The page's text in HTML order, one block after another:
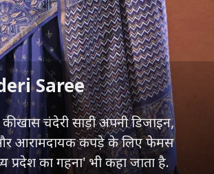
खास चंदेरी साड़ी अपनी डिजाइन,
आरामदायक कपड़े के लिए फेमस
प्रदेश का गहना' भी कहा जाता है.
Chanderi Saree